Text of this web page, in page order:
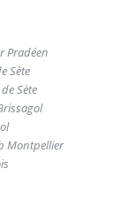
Pradéen
Sète
Sète
Montpellier